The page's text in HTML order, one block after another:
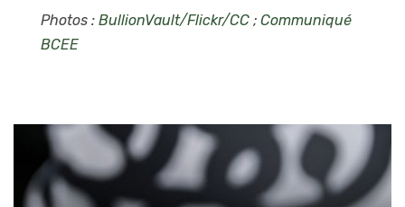
Photos : BullionVault/Flickr/CC ; Communiqué
BCEE